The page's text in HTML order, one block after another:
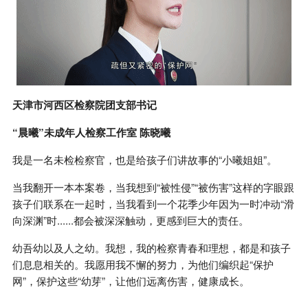
天津市河西区检察院团支部书记
“晨曦”未成年人检察工作室 陈晓曦
我是一名未检检察官，也是给孩子们讲故事的“小曦姐姐”。
当我翻开一本本案卷，当我想到“被性侵”“被伤害”这样的字眼跟
孩子们联系在一起时，当我看到一个花季少年因为一时冲动“滑
向深渊”时......都会被深深触动，更感到巨大的责任。
幼吾幼以及人之幼。我想，我的检察青春和理想，都是和孩子
们息息相关的。我愿用我不懈的努力，为他们编织起“保护
网”，保护这些“幼芽”，让他们远离伤害，健康成长。